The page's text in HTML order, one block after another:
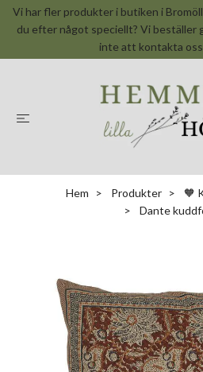
Vi har fler produkter i butiken i
du efter något speciellt? Vi beställer
inte att kontakta
Hem Produkter
🧡
Dante